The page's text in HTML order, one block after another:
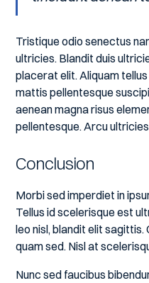
Tristique odio senectus
ultricies. Blandit duis
placerat elit. Aliquam
mattis pellentesque
aenean magna risus
pellentesque. Arcu
Conclusion
Morbi sed imperdiet in
Tellus id scelerisque est
leo nisl, blandit elit
quam sed. Nisl at
Nunc sed faucibus